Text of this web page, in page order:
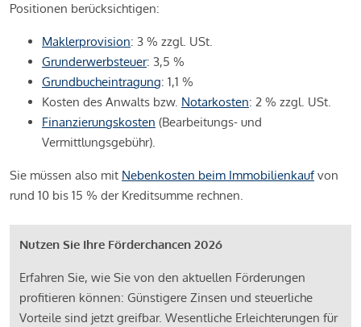
Positionen berücksichtigen:
Maklerprovision: 3 % zzgl. USt.
Grunderwerbsteuer: 3,5 %
Grundbucheintragung: 1,1 %
Kosten des Anwalts bzw. Notarkosten: 2 % zzgl. USt.
Finanzierungskosten (Bearbeitungs- und
Vermittlungsgebühr).
Sie müssen also mit Nebenkosten beim Immobilienkaufvon
rund 10 bis 15 % der Kreditsumme rechnen.
Nutzen Sie Ihre Förderchancen 2026
Erfahren Sie, wie Sie von den aktuellen Förderungen
profitieren können: Günstigere Zinsen und steuerliche
Vorteile sind jetzt greifbar. Wesentliche Erleichterungen für